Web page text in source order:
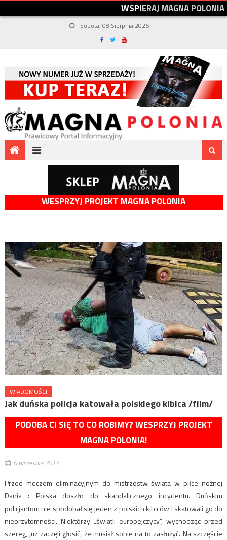
WSPIERAJMAGNAPOLONIA
Sobota, 08 Sierpnia 2026
WESPRZYJ PROJEKT MAGNA POLONIA
WIADOMOŚCI
Jak duńska policja katowała polskiego kibica /film/
PODOBA CI SIĘ TO CO ROBIMY? WESPRZYJ PROJEKT
MAGNA POLONIA!
6 września 2017
Przed meczem eliminacyjnym do mistrzostw świata w piłce nożnej
Dania : Polska doszło do skandalicznego incydentu. Duńskim
policjantom nie spodobał się jeden z polskich kibiców i skatowali go do
nieprzytomności. Niektórzy „światli europejczycy”, wychodząc przed
szereg, już zaczęli głosić, że musiał sobie na to zasłużyć. Na szczęście